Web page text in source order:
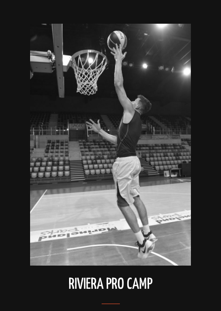
RIVIERA PRO CAMP